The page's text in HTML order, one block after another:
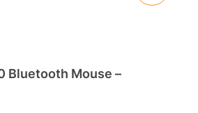
Bluetooth Mouse –